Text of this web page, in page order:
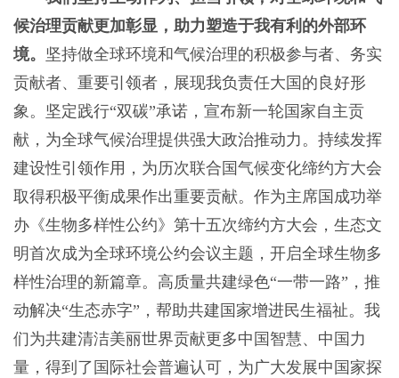
候治理贡献更加彰显，助力塑造于我有利的外部环
境。 坚持做全球环境和气候治理的积极参与者、务实
贡献者、重要引领者，展现我负责任大国的良好形
象。坚定践行“双碳”承诺，宣布新一轮国家自主贡
献，为全球气候治理提供强大政治推动力。持续发挥
建设性引领作用，为历次联合国气候变化缔约方大会
取得积极平衡成果作出重要贡献。作为主席国成功举
办《生物多样性公约》第十五次缔约方大会，生态文
明首次成为全球环境公约会议主题，开启全球生物多
样性治理的新篇章。高质量共建绿色“一带一路”，推
动解决“生态赤字”，帮助共建国家增进民生福祉。我
们为共建清洁美丽世界贡献更多中国智慧、中国力
量，得到了国际社会普遍认可，为广大发展中国家探